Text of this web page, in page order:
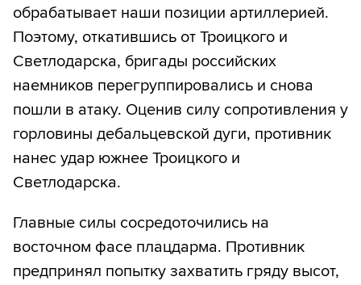
обрабатывает наши позиции артиллерией.
Поэтому, откатившись от Троицкого и
Светлодарска, бригады российских
наемников перегруппировались и снова
пошли в атаку. Оценив силу сопротивления у
горловины дебальцевской дуги, противник
нанес удар южнее Троицкого и
Светлодарска.
Главные силы сосредоточились на
восточном фасе плацдарма. Противник
предпринял попытку захватить гряду высот,